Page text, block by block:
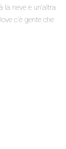
la neve e un'altra
c'è gente che